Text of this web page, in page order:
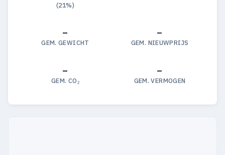
(21%)
—
GEM. GEWICHT
—
GEM. NIEUWPRIJS
—
GEM. CO₂
—
GEM. VERMOGEN